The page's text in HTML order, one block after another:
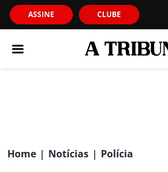
ASSINE CLUBE
Home | Notícias | Polícia